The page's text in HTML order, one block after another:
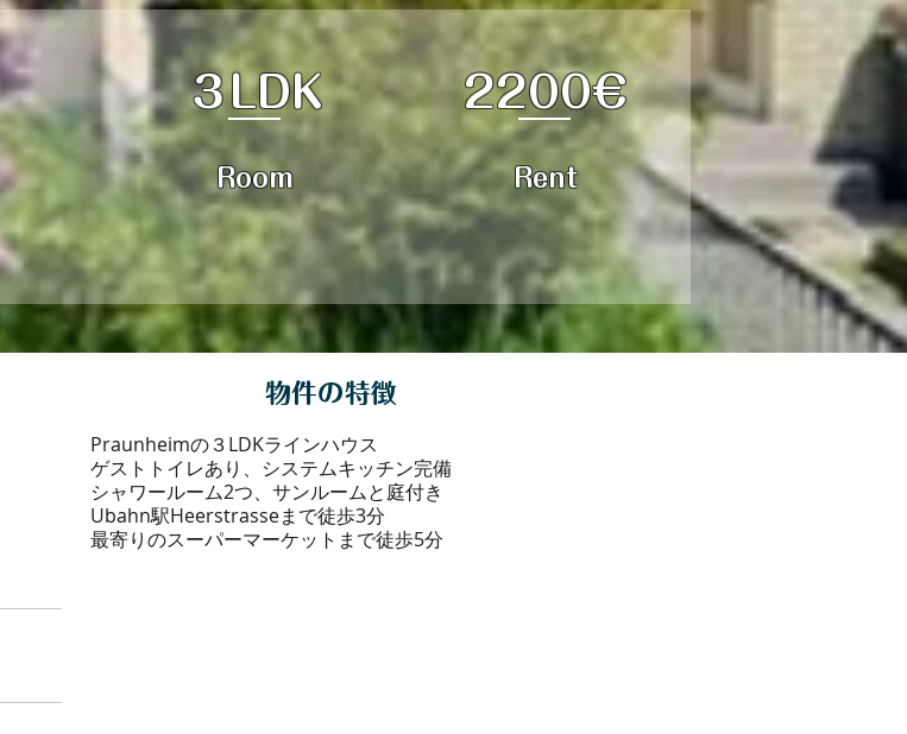
３LDK
Room
2200€
Rent
物件の特徴
Praunheimの３LDKラインハウス
ゲストトイレあり、システムキッチン完備
シャワールーム2つ、サンルームと庭付き
Ubahn駅Heerstrasseまで徒歩3分
最寄りのスーパーマーケットまで徒歩5分